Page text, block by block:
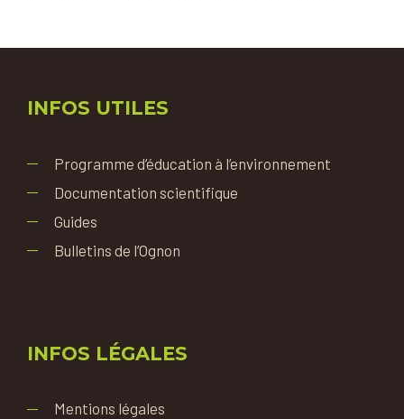
INFOS UTILES
Programme d’éducation à l’environnement
Documentation scientifique
Guides
Bulletins de l’Ognon
INFOS LÉGALES
Mentions légales